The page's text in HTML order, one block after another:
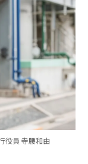
役員 寺腰和由